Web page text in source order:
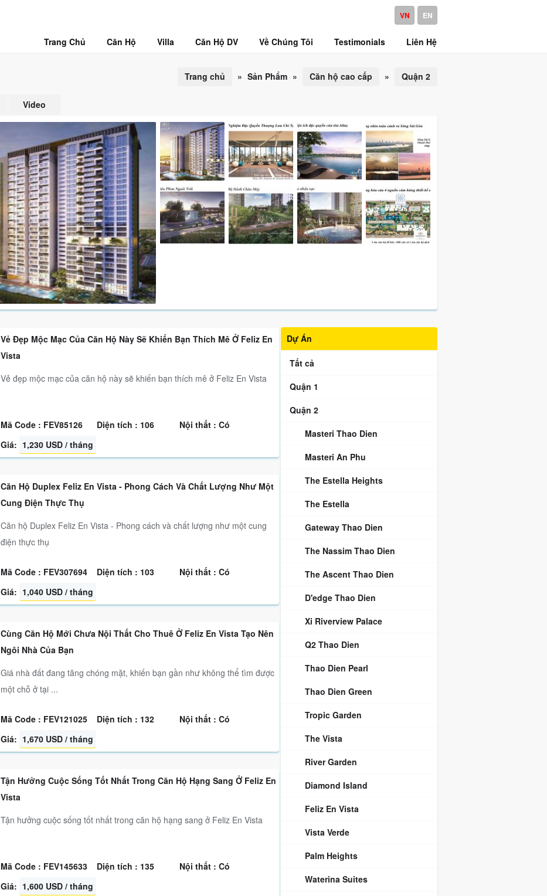
VN EN
Trang Chủ Căn Hộ Villa Căn Hộ DV Về Chúng Tôi Testimonials Liên Hệ
Trang chủ » Sản Phẩm » Căn hộ cao cấp » Quận 2
Video
Vẻ Đẹp Mộc Mạc Của Căn Hộ Này Sẽ Khiến Bạn Thích Mê Ở Feliz En
Vista
Vẻ đẹp mộc mạc của căn hộ này sẽ khiến bạn thích mê ở Feliz En Vista
Mã Code : FEV85126 Diện tích : 106
Nội thất : Có
Giá: 1,230 USD / tháng
Căn Hộ Duplex Feliz En Vista - Phong Cách Và Chất Lượng Như Một
Cung Điện Thực Thụ
Căn hộ Duplex Feliz En Vista - Phong cách và chất lượng như một cung
điện thực thụ
Mã Code : FEV307694 Diện tích : 103
Nội thất : Có
Giá: 1,040 USD / tháng
Cùng Căn Hộ Mới Chưa Nội Thất Cho Thuê Ở Feliz En Vista Tạo Nên
Ngôi Nhà Của Bạn
Giá nhà đất đang tăng chóng mặt, khiến bạn gần như không thể tìm được
một chỗ ở tại ...
Mã Code : FEV121025 Diện tích : 132
Nội thất : Có
Giá: 1,670 USD / tháng
Tận Hưởng Cuộc Sống Tốt Nhất Trong Căn Hộ Hạng Sang Ở Feliz En
Vista
Tận hưởng cuộc sống tốt nhất trong căn hộ hạng sang ở Feliz En Vista
Mã Code : FEV145633 Diện tích : 135
Nội thất : Có
Giá: 1,600 USD / tháng
Dự Án
Tất cả
Quận 1
Quận 2
Masteri Thao Dien
Masteri An Phu
The Estella Heights
The Estella
Gateway Thao Dien
The Nassim Thao Dien
The Ascent Thao Dien
D'edge Thao Dien
Xi Riverview Palace
Q2 Thao Dien
Thao Dien Pearl
Thao Dien Green
Tropic Garden
The Vista
River Garden
Diamond Island
Feliz En Vista
Vista Verde
Palm Heights
Waterina Suites